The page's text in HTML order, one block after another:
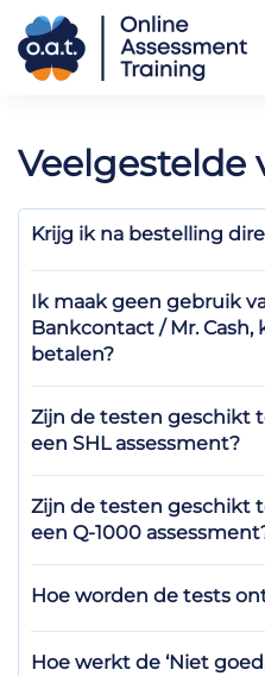
Skip to main content
Veelgestelde
Krijg ik na bestelling
Ik maak geen gebruik
Bankcontact / Mr. Cash,
betalen?
Zijn de testen geschikt
een SHL assessment?
Zijn de testen geschikt
een Q-1000
Hoe worden de tests
Hoe werkt de ‘Niet